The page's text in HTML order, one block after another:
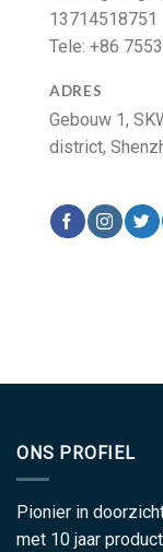
13714518751
Tele: +86
ADRES
Gebouw 1,
district,
ONS PROFIEL
Pionier in
met 10 jaar